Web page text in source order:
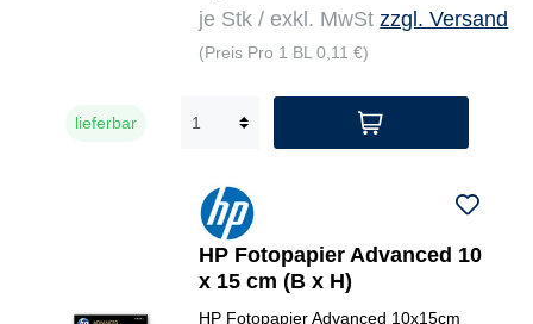
je Stk / exkl. MwStzzgl. Versand
(Preis Pro 1 BL 0,11 €)
lieferbar
HP Fotopapier Advanced 10
x 15 cm (B x H)
HP Fotopapier Advanced 10x15cm